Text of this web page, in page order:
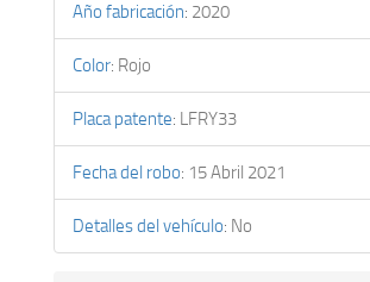
Año fabricación: 2020
Color: Rojo
Placa patente: LFRY33
Fecha del robo: 15 Abril 2021
Detalles del vehículo: No